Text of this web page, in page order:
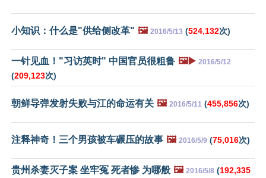
小知识：什么是"供给侧改革" 🖼️ 2016/5/13 (524,132次)
一针见血！"习访英时" 中国官员很粗鲁 🖼️▶️ 2016/5/12
(209,123次)
朝鲜导弹发射失败与江的命运有关 🖼️ 2016/5/11 (455,856次)
注释神奇！三个男孩被车碾压的故事 🖼️ 2016/5/9 (75,016次)
贵州杀妻灭子案 坐牢冤 死者惨 为哪般 🖼️ 2016/5/8 (192,335